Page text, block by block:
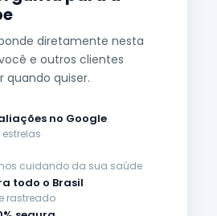
diretamente nesta
e outros clientes
quando quiser.
no Google
cuidando da sua saúde
todo o Brasil
rastreado